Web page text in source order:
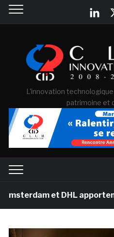
L'innovation
patrimoine et
et DHL apportent l’art